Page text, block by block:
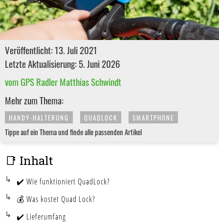
Veröffentlicht: 13. Juli 2021
Letzte Aktualisierung: 5. Juni 2026
vom GPS Radler Matthias Schwindt
Mehr zum Thema:
HANDY-HALTERUNG QUADLOCK SMARTPHONE
Tippe auf ein Thema und finde alle passenden Artikel
📑 Inhalt
✔️ Wie funktioniert QuadLock?
💰 Was kostet Quad Lock?
✔️ Lieferumfang